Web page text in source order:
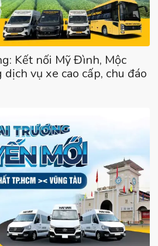
Kết nối Mỹ Đình, Mộc
dịch vụ xe cao cấp, chu đáo